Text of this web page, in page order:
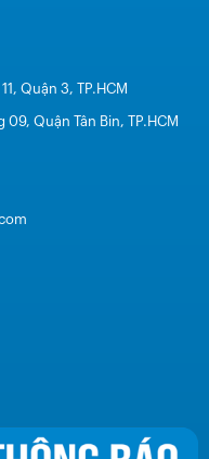
Quận 3, TP.HCM
Quận Tân Bin, TP.HCM